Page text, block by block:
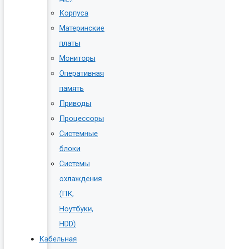
Корпуса
Материнские
платы
Мониторы
Оперативная
память
Приводы
Процессоры
Системные
блоки
Системы
охлаждения
(ПК,
Ноутбуки,
HDD)
Кабельная